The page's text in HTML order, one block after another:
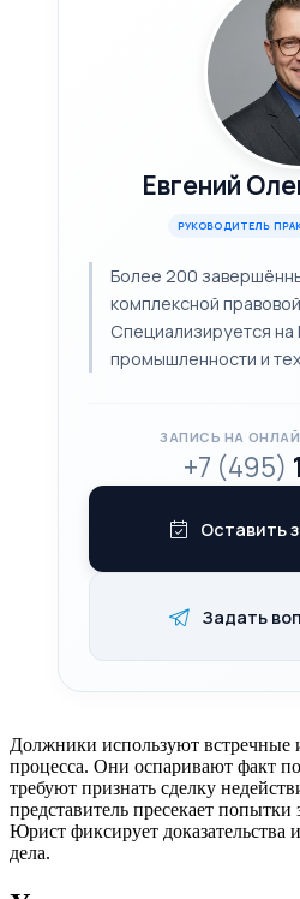
Евгений
РУКОВОДИТЕЛЬ
Более 200
комплексной
Специализируется на
промышленности и
ЗАПИСЬ НА
+7 (495)
Оставить
Задать
Должники используют встречные
процесса. Они оспаривают факт
требуют признать сделку
представитель пресекает
Юрист фиксирует доказательства
дела.